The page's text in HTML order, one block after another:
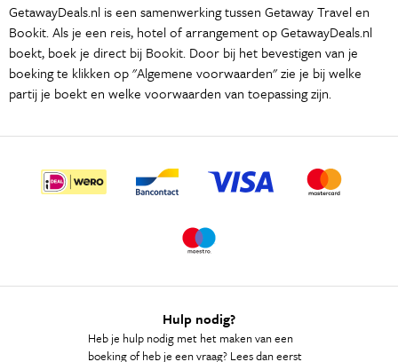
GetawayDeals.nl is een samenwerking tussen Getaway Travel en
Bookit. Als je een reis, hotel of arrangement op GetawayDeals.nl
boekt, boek je direct bij Bookit. Door bij het bevestigen van je
boeking te klikken op "Algemene voorwaarden" zie je bij welke
partij je boekt en welke voorwaarden van toepassing zijn.
Hulp nodig?
Heb je hulp nodig met het maken van een
boeking of heb je een vraag? Lees dan eerst